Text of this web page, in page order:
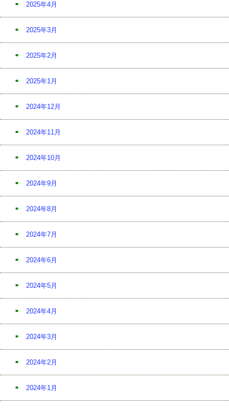
2025年4月
2025年3月
2025年2月
2025年1月
2024年12月
2024年11月
2024年10月
2024年9月
2024年8月
2024年7月
2024年6月
2024年5月
2024年4月
2024年3月
2024年2月
2024年1月